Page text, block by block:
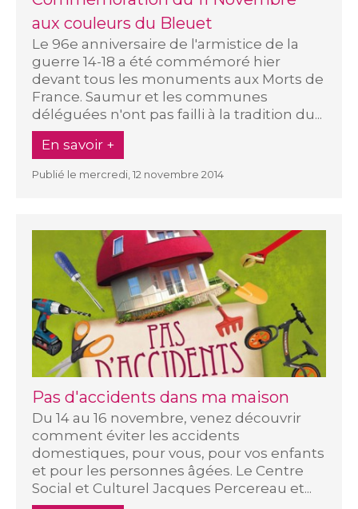
aux couleurs du Bleuet
Le 96e anniversaire de l'armistice de la
guerre 14-18 a été commémoré hier
devant tous les monuments aux Morts de
France. Saumur et les communes
déléguées n'ont pas failli à la tradition du...
En savoir +
Publié le mercredi, 12 novembre 2014
Pas d'accidents dans ma maison
Du 14 au 16 novembre, venez découvrir
comment éviter les accidents
domestiques, pour vous, pour vos enfants
et pour les personnes âgées. Le Centre
Social et Culturel Jacques Percereau et...